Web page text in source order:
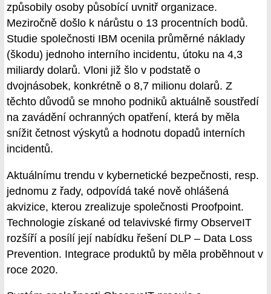
způsobily osoby působící uvnitř organizace.
Meziročně došlo k nárůstu o 13 procentních bodů.
Studie společnosti IBM ocenila průměrné náklady
(škodu) jednoho interního incidentu, útoku na 4,3
miliardy dolarů. Vloni již šlo v podstatě o
dvojnásobek, konkrétně o 8,7 milionu dolarů. Z
těchto důvodů se mnoho podniků aktuálně soustředí
na zavádění ochranných opatření, která by měla
snížit četnost výskytů a hodnotu dopadů interních
incidentů.
Aktuálnímu trendu v kybernetické bezpečnosti, resp.
jednomu z řady, odpovídá také nově ohlášená
akvizice, kterou zrealizuje společnosti Proofpoint.
Technologie získané od telavivské firmy ObserveIT
rozšíří a posílí její nabídku řešení DLP – Data Loss
Prevention. Integrace produktů by měla proběhnout v
roce 2020.